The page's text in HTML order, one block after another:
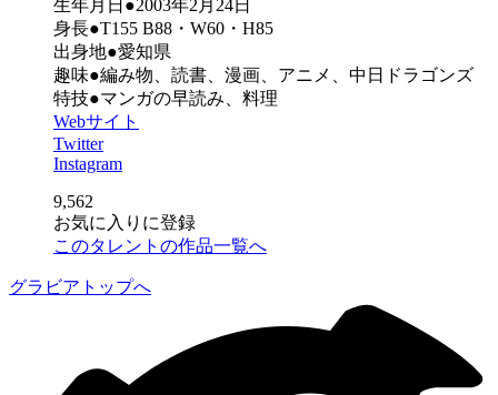
生年月日●2003年2月24日
身長●T155 B88・W60・H85
出身地●愛知県
趣味●編み物、読書、漫画、アニメ、中日ドラゴンズ
特技●マンガの早読み、料理
Webサイト
Twitter
Instagram
9,562
お気に入りに登録
このタレントの作品一覧へ
グラビアトップへ